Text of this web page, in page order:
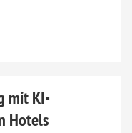
mit KI-
Hotels